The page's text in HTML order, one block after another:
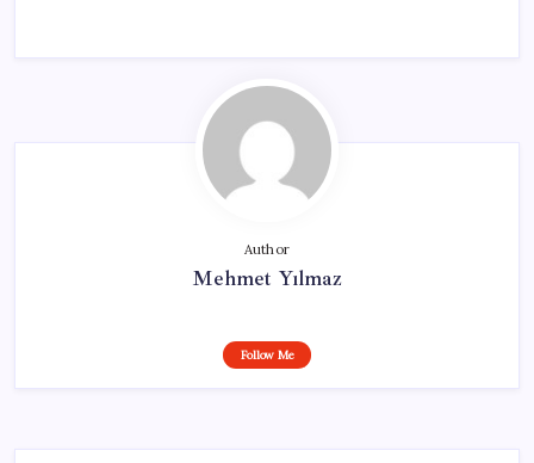
Author
Mehmet Yılmaz
Follow Me